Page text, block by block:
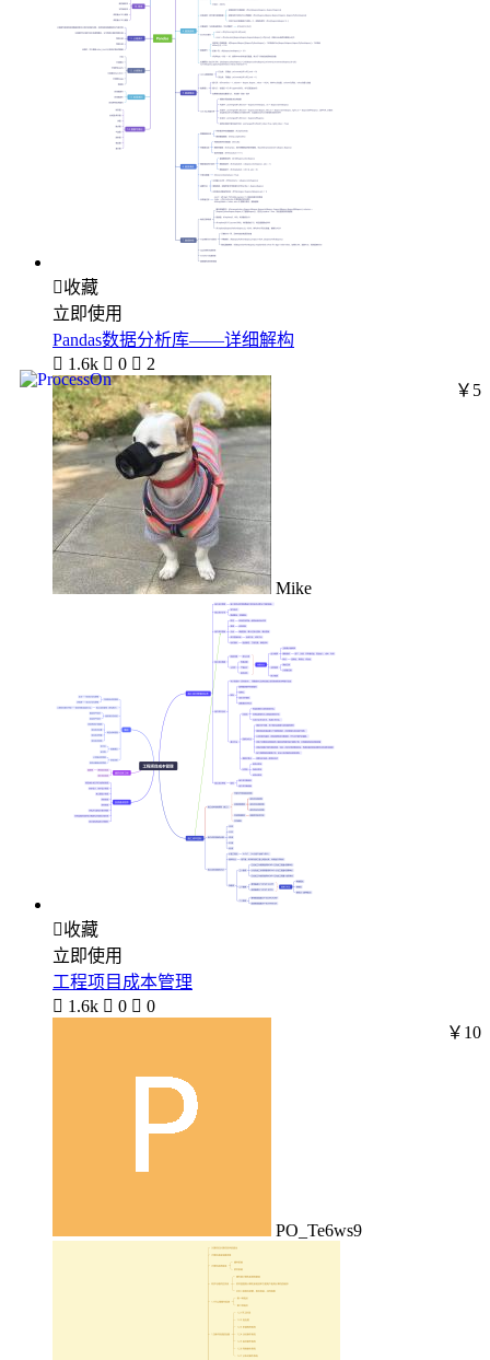
收藏
立即使用
Pandas数据分析库——详细解构
 1.6k  0  2
Mike
￥5
收藏
立即使用
工程项目成本管理
 1.6k  0  0
PO_Te6ws9
￥10